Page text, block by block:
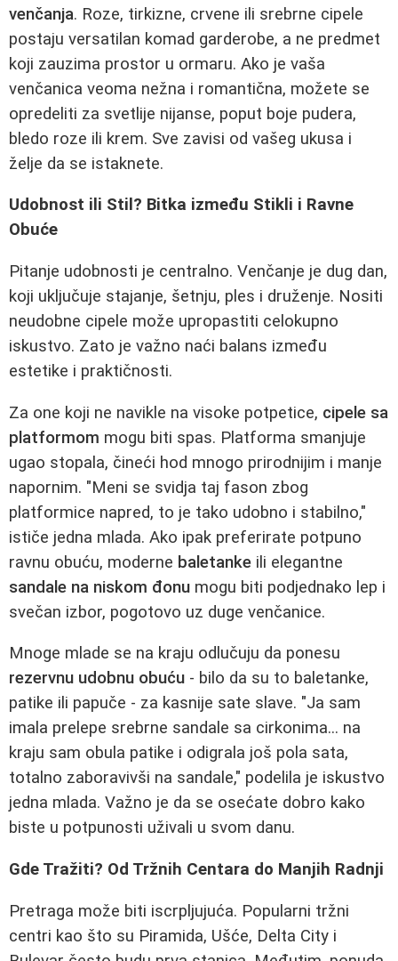
venčanja. Roze, tirkizne, crvene ili srebrne cipele
postaju versatilan komad garderobe, a ne predmet
koji zauzima prostor u ormaru. Ako je vaša
venčanica veoma nežna i romantična, možete se
opredeliti za svetlije nijanse, poput boje pudera,
bledo roze ili krem. Sve zavisi od vašeg ukusa i
želje da se istaknete.
Udobnost ili Stil? Bitka između Stikli i Ravne
Obuće
Pitanje udobnosti je centralno. Venčanje je dug dan,
koji uključuje stajanje, šetnju, ples i druženje. Nositi
neudobne cipele može upropastiti celokupno
iskustvo. Zato je važno naći balans između
estetike i praktičnosti.
Za one koji ne navikle na visoke potpetice, cipele sa
platformom mogu biti spas. Platforma smanjuje
ugao stopala, čineći hod mnogo prirodnijim i manje
napornim. "Meni se svidja taj fason zbog
platformice napred, to je tako udobno i stabilno,"
ističe jedna mlada. Ako ipak preferirate potpuno
ravnu obuću, moderne baletanke ili elegantne
sandale na niskom đonu mogu biti podjednako lep i
svečan izbor, pogotovo uz duge venčanice.
Mnoge mlade se na kraju odlučuju da ponesu
rezervnu udobnu obuću - bilo da su to baletanke,
patike ili papuče - za kasnije sate slave. "Ja sam
imala prelepe srebrne sandale sa cirkonima... na
kraju sam obula patike i odigrala još pola sata,
totalno zaboravivši na sandale," podelila je iskustvo
jedna mlada. Važno je da se osećate dobro kako
biste u potpunosti uživali u svom danu.
Gde Tražiti? Od Tržnih Centara do Manjih Radnji
Pretraga može biti iscrpljujuća. Popularni tržni
centri kao što su Piramida, Ušće, Delta City i